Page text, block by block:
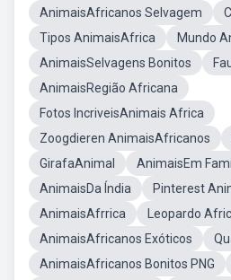
AnimaisAfricanos Selvagem
Tipos AnimaisAfrica
Mundo
AnimaisSelvagens Bonitos
AnimaisRegião Africana
Fotos IncriveisAnimais Africa
Zoogdieren AnimaisAfricanos
GirafaAnimal
AnimaisEm
AnimaisDa Índia
Pinterest
AnimaisAfrrica
Leopardo
AnimaisAfricanos Exóticos
AnimaisAfricanos Bonitos PNG